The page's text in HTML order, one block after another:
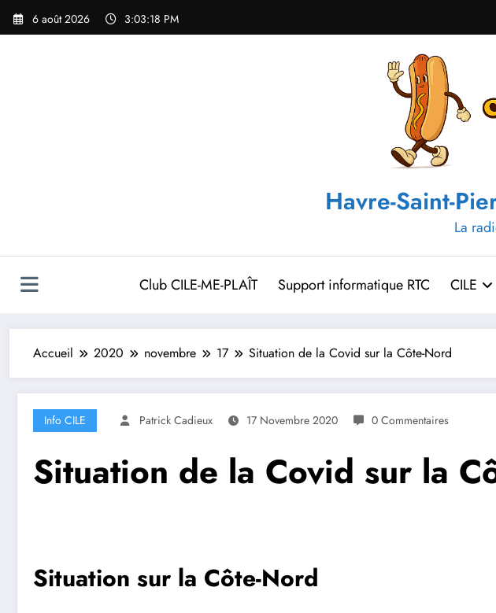
Aller
6 août 2026 3:03:19 PM
Havre-Saint-
La
Club CILE-ME-PLAÎT Support informatique RTC CILE
Accueil 2020 novembre 17 Situation de la Covid sur la Côte-Nord
Info CILE Patrick Cadieux 17 Novembre 2020 0 Commentaires
Situation de la Covid sur la
Situation sur la Côte-Nord